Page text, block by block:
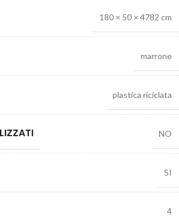
180 × 50 × 4782 cm
marrone
plastica riciclata
NO
SI
4